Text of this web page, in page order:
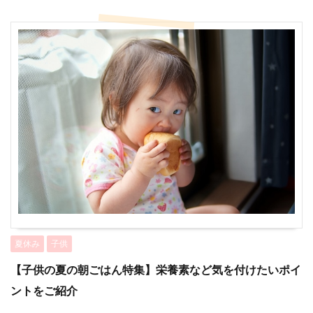
夏休み 子供
【子供の夏の朝ごはん特集】栄養素など気を付けたいポイ
ントをご紹介